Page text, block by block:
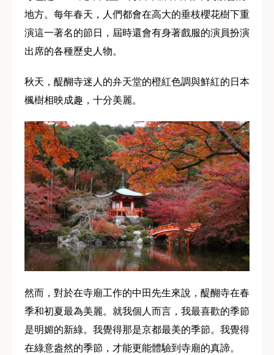
地方。每年春天，人們都會在高大的垂枝櫻花樹下重
演這一著名的節日，屆時還會有身著戲服的演員扮演
出席的各種歷史人物。
秋天，醍醐寺迷人的弁天堂的橙紅色調與鮮紅的日本
楓樹相映成趣，十分美麗。
然而，對於在寺廟工作的中田先生來說，醍醐寺在春
季和初夏最為美麗。就我個人而言，我最喜歡的季節
是明媚的新綠。我覺得那是京都最美的季節。我覺得
在綠意盎然的季節，才能更能體驗到寺廟的真諦。